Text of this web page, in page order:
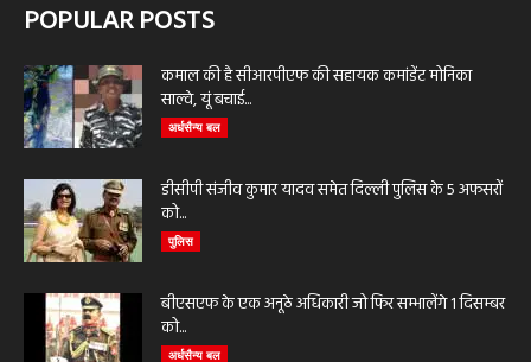
POPULAR POSTS
कमाल की है सीआरपीएफ की सहायक कमांडेंट मोनिका
साल्वे, यूं बचाई...
अर्धसैन्य बल
डीसीपी संजीव कुमार यादव समेत दिल्ली पुलिस के 5 अफसरों
को...
पुलिस
बीएसएफ के एक अनूठे अधिकारी जो फिर सम्भालेंगे 1 दिसम्बर
को...
अर्धसैन्य बल